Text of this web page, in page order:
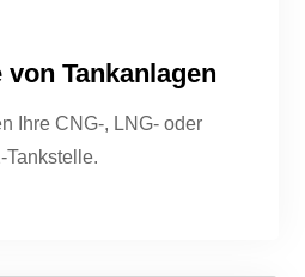
Tankanlagen
Ihre CNG-, LNG- oder
Tankstelle.